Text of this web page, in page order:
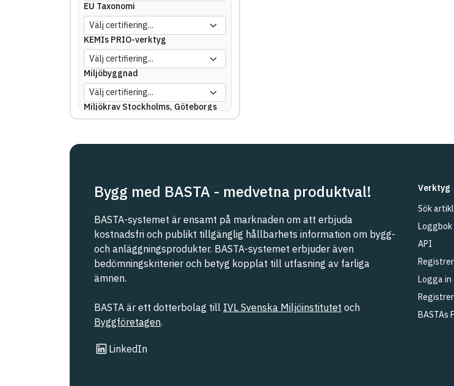
EU Taxonomi
KEMIs PRIO-verktyg
Miljöbyggnad
Miljökrav Stockholms, Göteborgs
eller Malmö stad
Svenska Kraftnät
Trafikverket
Upphandlingsmyndigheten
Bygg med BASTA - medvetna produktval!
BASTA-systemet är ensamt på marknaden om att erbjuda
kostnadsfri och publikt tillgänglig hållbarhets information om bygg-
och anläggningsprodukter. BASTA-systemet erbjuder även
bedömningskriterier och betyg kopplat till utfasning av farliga
ämnen.
BASTA är ett dotterbolag till IVL Svenska Miljöinstitutet och
Byggföretagen.
LinkedIn
Länk till annan webbplats
Verktyg
Sök
Loggbok
API
Logga in
BASTAs